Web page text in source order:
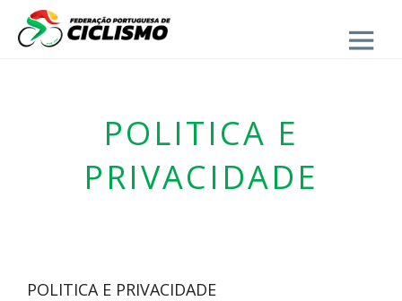
Close
POLITICA E
PRIVACIDADE
POLITICA E PRIVACIDADE